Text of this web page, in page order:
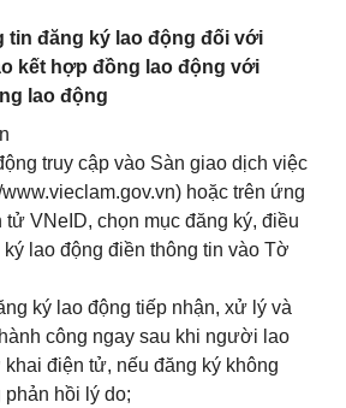
tin đăng ký lao động đối với
kết hợp đồng lao động với
lao động
truy cập vào Sàn giao dịch việc
hoặc trên ứng
VNeID, chọn mục đăng ký, điều
lao động điền thông tin vào Tờ
ký lao động tiếp nhận, xử lý và
công ngay sau khi người lao
điện tử, nếu đăng ký không
hồi lý do;